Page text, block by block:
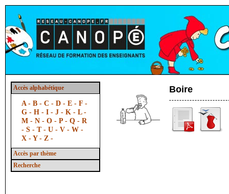
Accès alphabétique
A - B - C - D - E - F -
G - H - I - J - K - L -
M - N - O - P - Q - R
- S - T - U - V - W -
X -Y - Z -
Accès par thème
Recherche
Boire